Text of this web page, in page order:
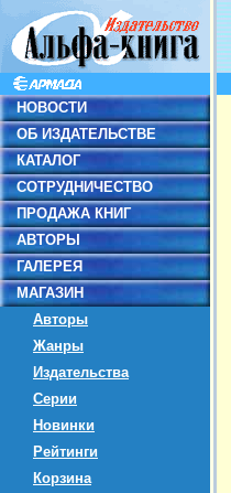
НОВОСТИ
ОБ ИЗДАТЕЛЬСТВЕ
КАТАЛОГ
СОТРУДНИЧЕСТВО
ПРОДАЖА КНИГ
АВТОРЫ
ГАЛЕРЕЯ
МАГАЗИН
Авторы
Жанры
Издательства
Серии
Новинки
Рейтинги
Корзина